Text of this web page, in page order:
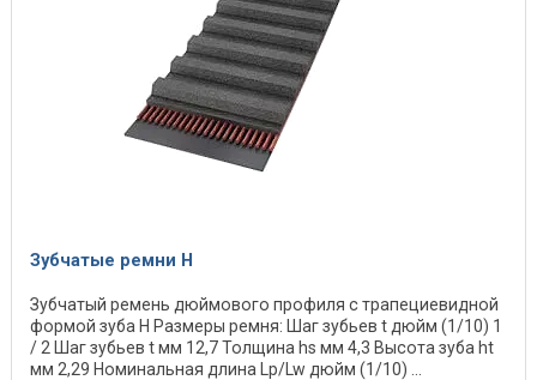
Зубчатые ремни Н
Зубчатый ремень дюймового профиля с трапециевидной
формой зуба H Размеры ремня: Шаг зубьев t дюйм (1/10) 1
/ 2 Шаг зубьев t мм 12,7 Толщина hs мм 4,3 Высота зуба ht
мм 2,29 Номинальная длина Lp/Lw дюйм (1/10) ...